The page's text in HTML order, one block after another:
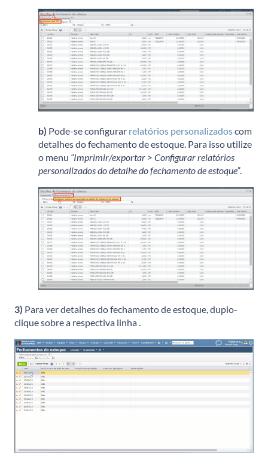
b) Pode-se configurar relatórios personalizadoscom
detalhes do fechamento de estoque. Para isso utilize
o menu “Imprimir/exportar > Configurar relatórios
personalizados do detalhe do fechamento de estoque”.
3) Para ver detalhes do fechamento de estoque, duplo-
clique sobre a respectiva linha .